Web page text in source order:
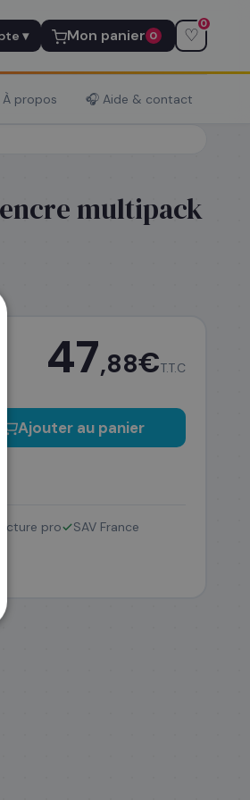
▾ Mon panier 0 ♡
0
À propos 🎧 Aide & contact
multipack
47,88€T.T.C
Ajouter au panier
Facture pro SAV France